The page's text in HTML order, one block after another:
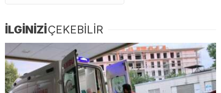
İLGİNİZİÇEKEBİLİR